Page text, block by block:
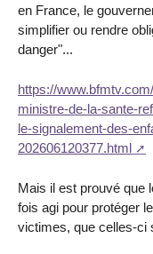
en France, le
simplifier ou rendre
danger"...
https://
ministre-de-la-sante-
le-signalement-des-
202606120377.html
Mais il est prouvé que
fois agi pour protéger
victimes, que celles-ci